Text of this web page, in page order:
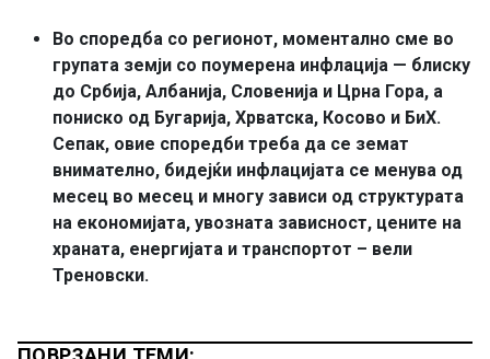
Во споредба со регионот, моментално сме во
групата земји со поумерена инфлација — блиску
до Србија, Албанија, Словенија и Црна Гора, а
пониско од Бугарија, Хрватска, Косово и БиХ.
Сепак, овие споредби треба да се земат
внимателно, бидејќи инфлацијата се менува од
месец во месец и многу зависи од структурата
на економијата, увозната зависност, цените на
храната, енергијата и транспортот – вели
Треновски.